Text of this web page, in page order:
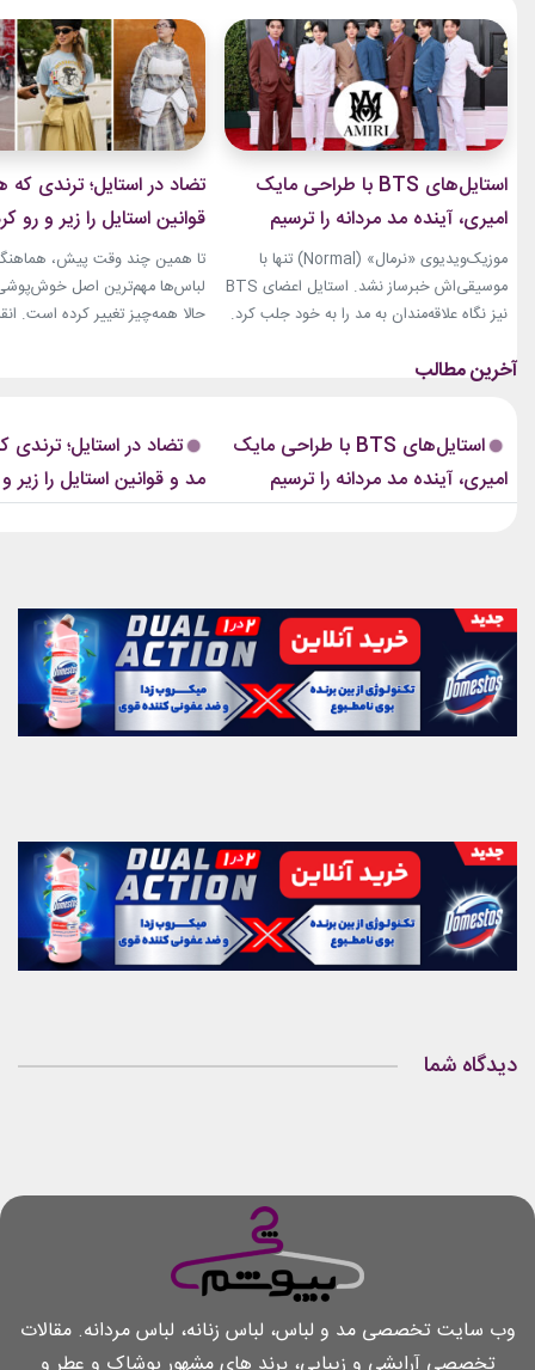
استایل‌های BTS با طراحی مایک
امیری، آینده مد مردانه را ترسیم
کردند
موزیک‌ویدیوی «نرمال» (Normal) تنها با
موسیقی‌اش خبرساز نشد. استایل اعضای BTS
نیز نگاه علاقه‌مندان به مد را به خود جلب کرد.
(Amiri)، متعلق به طراح آمریکاییِ ایرانی‌تبار،
است که در تمام این اوت‌فیت‌ها دیده...
تضاد در استایل؛ ترندی
قوانین استایل را زیر و رو
تا همین چند وقت پیش،
لباس‌ها مهم‌ترین اصل خوش‌پوشی
حالا همه‌چیز تغییر کرده است.
این رویکرد، قرار نیست فقط
استایل‌های BTS با طراحی مایک
امیری، آینده مد مردانه را ترسیم
کردند
تضاد در استایل؛ ترندی
مد و قوانین استایل را زیر
دیدگاه شما
وب سایت تخصصی مد و لباس، لباس زنانه، لباس مردانه. مقالات